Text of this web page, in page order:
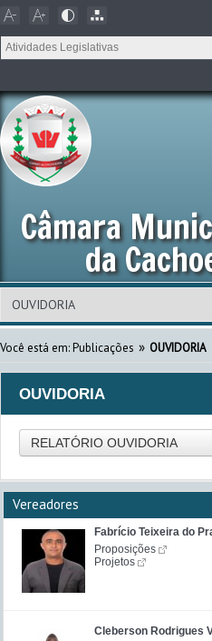
Câmara
da
Você está em:Publicações » OUVIDORIA
OUVIDORIA
RELATÓRIO OUVIDORIA
Vereadores
Fabrício Teixeira do
Proposições
Projetos
Cleberson Rodrigues